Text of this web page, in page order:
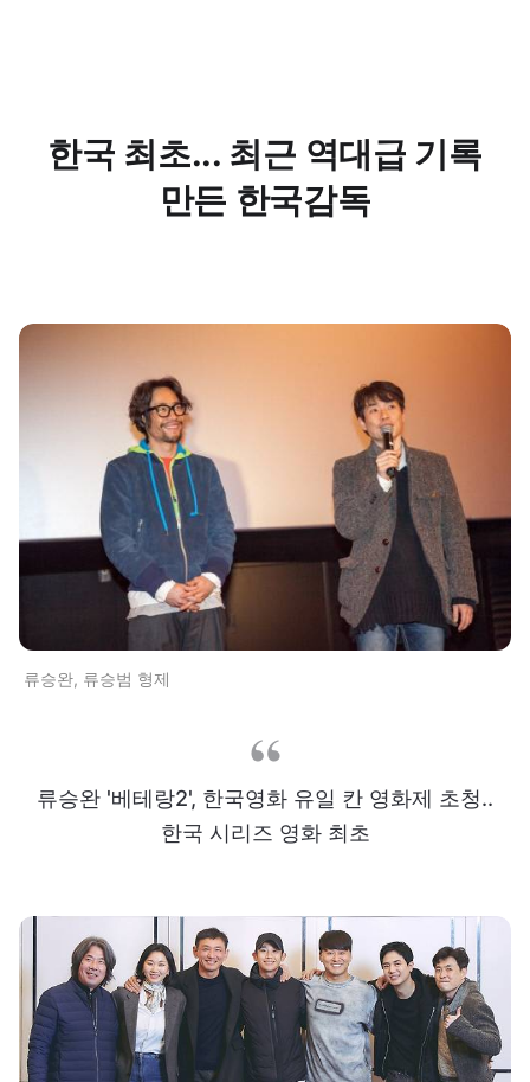
한국 최초... 최근 역대급 기록
만든 한국감독
류승완, 류승범 형제
류승완 '베테랑2', 한국영화 유일 칸 영화제 초청..
한국 시리즈 영화 최초